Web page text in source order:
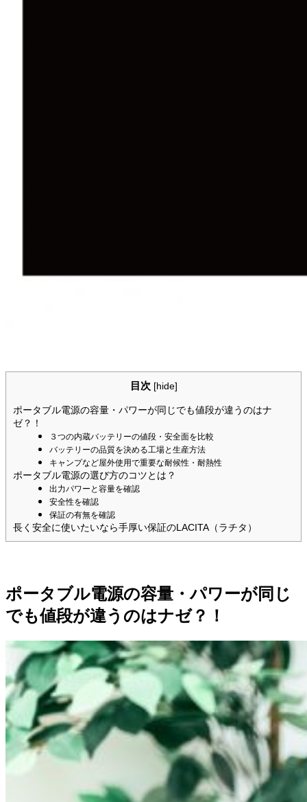
目次 [hide]
ポータブル電源の容量・パワーが同じでも値段が違うのはナ
ゼ？！
３つの内蔵バッテリーの値段・安全面を比較
バッテリーの品質を決める工場と生産方法
キャンプなど屋外使用で重要な耐候性・耐熱性
ポータブル電源の選び方のコツとは？
出力パワーと容量を確認
安全性を確認
保証の有無を確認
長く安全に使いたいなら手厚い保証のLACITA（ラチタ）
ポータブル電源の容量・パワーが同じ
でも値段が違うのはナゼ？！